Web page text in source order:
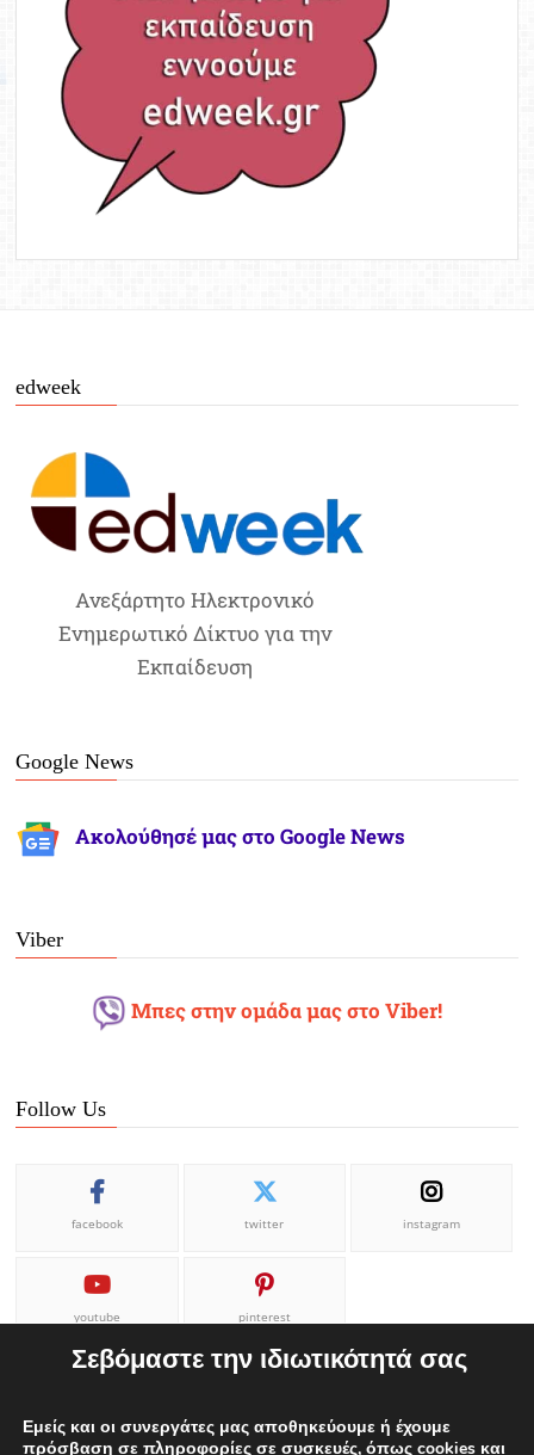
edweek
Ανεξάρτητο Ηλεκτρονικό
Ενημερωτικό Δίκτυο για την
Εκπαίδευση
Google News
Ακολούθησέ μας στο Google News
Viber
Μπες στην ομάδα μας στο Viber!
Follow Us
facebook twitter instagram
youtube pinterest
Σεβόμαστε την ιδιωτικότητά σας
Εμείς και οι συνεργάτες μας αποθηκεύουμε ή έχουμε
πρόσβαση σε πληροφορίες σε συσκευές, όπως cookies και